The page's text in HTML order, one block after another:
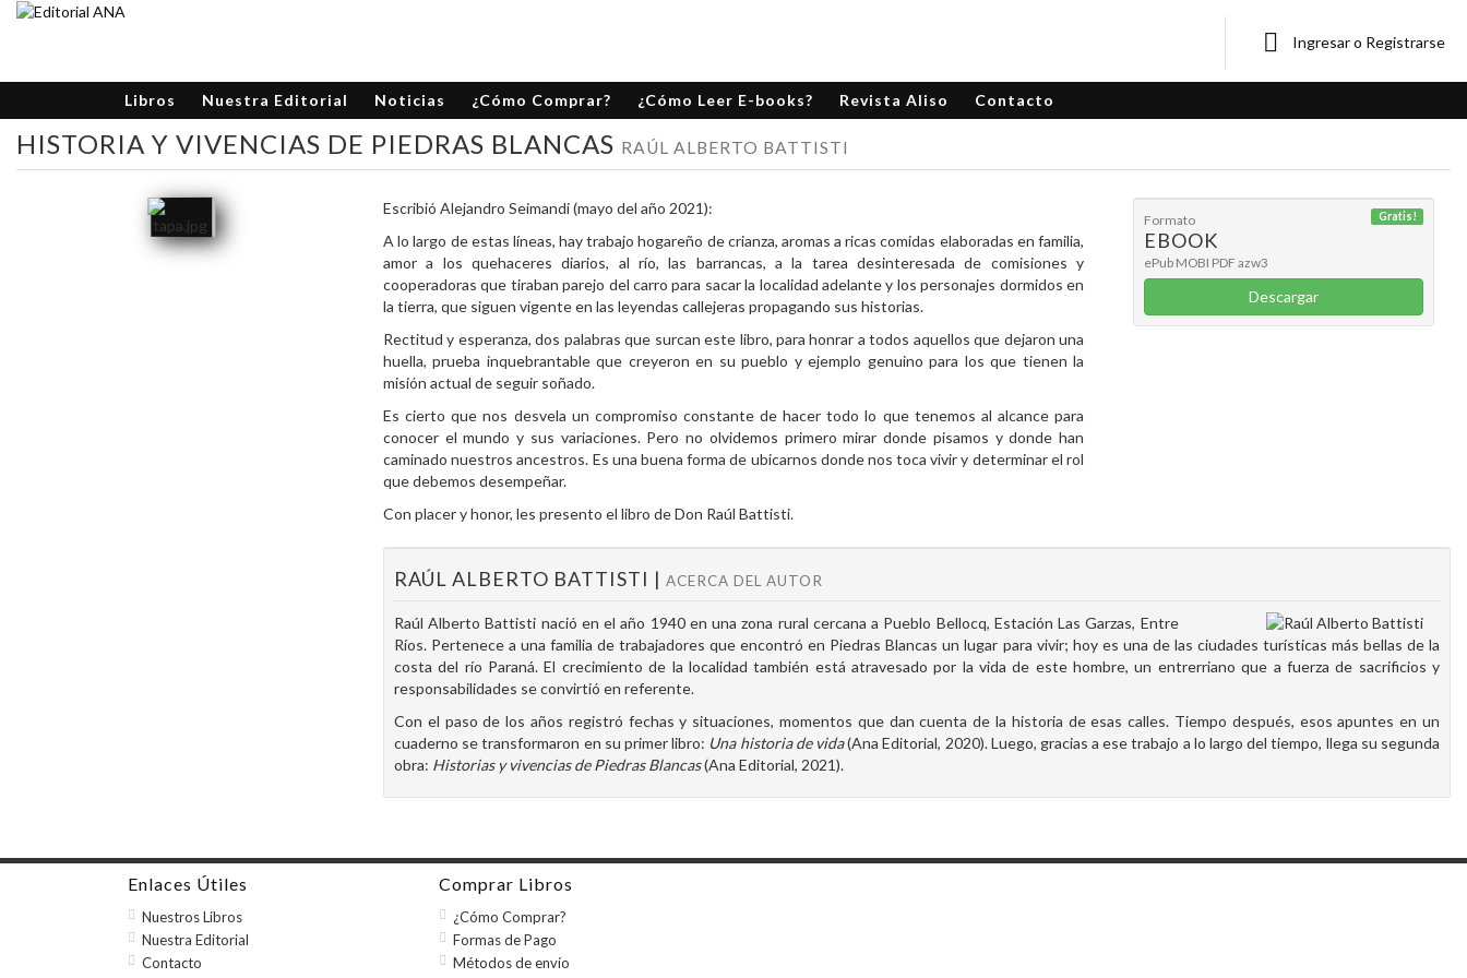
Ingresar o Registrarse
Libros Nuestra Editorial Noticias ¿Cómo Comprar? ¿Cómo Leer E-books? Revista Aliso Contacto
HISTORIA Y VIVENCIAS DE PIEDRAS BLANCAS RAÚL ALBERTO BATTISTI
Gratis!
Formato
EBOOK
ePub MOBI PDF azw3
Descargar
Escribió Alejandro Seimandi (mayo del año 2021):
A lo largo de estas líneas, hay trabajo hogareño de crianza, aromas a ricas comidas elaboradas en familia,
amor a los quehaceres diarios, al río, las barrancas, a la tarea desinteresada de comisiones y
cooperadoras que tiraban parejo del carro para sacar la localidad adelante y los personajes dormidos en
la tierra, que siguen vigente en las leyendas callejeras propagando sus historias.
Rectitud y esperanza, dos palabras que surcan este libro, para honrar a todos aquellos que dejaron una
huella, prueba inquebrantable que creyeron en su pueblo y ejemplo genuino para los que tienen la
misión actual de seguir soñado.
Es cierto que nos desvela un compromiso constante de hacer todo lo que tenemos al alcance para
conocer el mundo y sus variaciones. Pero no olvidemos primero mirar donde pisamos y donde han
caminado nuestros ancestros. Es una buena forma de ubicarnos donde nos toca vivir y determinar el rol
que debemos desempeñar.
Con placer y honor, les presento el libro de Don Raúl Battisti.
RAÚL ALBERTO BATTISTI | ACERCA DEL AUTOR
Raúl Alberto Battisti nació en el año 1940 en una zona rural cercana a Pueblo Bellocq, Estación Las Garzas, Entre
Ríos. Pertenece a una familia de trabajadores que encontró en Piedras Blancas un lugar para vivir; hoy es una de las ciudades turísticas más bellas de la
costa del río Paraná. El crecimiento de la localidad también está atravesado por la vida de este hombre, un entrerriano que a fuerza de sacrificios y
responsabilidades se convirtió en referente.
Con el paso de los años registró fechas y situaciones, momentos que dan cuenta de la historia de esas calles. Tiempo después, esos apuntes en un
cuaderno se transformaron en su primer libro: Una historia de vida(Ana Editorial, 2020). Luego, gracias a ese trabajo a lo largo del tiempo, llega su segunda
obra: Historias y vivencias de Piedras Blancas(Ana Editorial, 2021).
Enlaces Útiles
Nuestros Libros
Nuestra Editorial
Contacto
Comprar Libros
¿Cómo Comprar?
Formas de Pago
Métodos de envío